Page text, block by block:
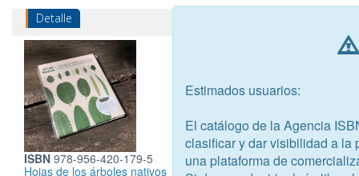
Detalle
ISBN 978-956-420-179-5
Hojas de los árboles nativos
Estimados usuarios:
El catálogo de la Agencia
clasificar y dar visibilidad a la
una plataforma de